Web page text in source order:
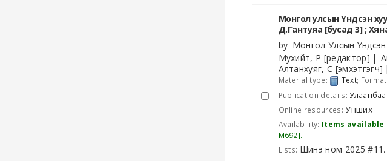
Монгол улсын Үндсэн
Д.Гантуяа [бусад 3] ;
by Монгол Улсын
Мухийт, Р [редактор]
Алтанхуяг, С [эмхэтгэгч]
Material type: Text; Format:
Publication details:
Online resources:Унших
Availability: Items available
М692 .
Lists: Шинэ ном 2025 #11 .